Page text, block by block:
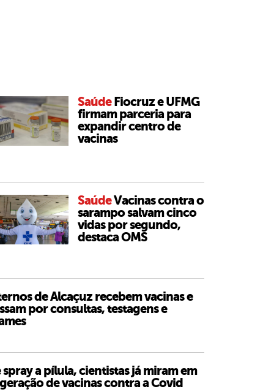
Saúde Fiocruz e UFMG
firmam parceria para
expandir centro de
vacinas
SaúdeVacinas contra o
sarampo salvam cinco
vidas por segundo,
destaca OMS
de Alcaçuz recebem vacinas e
por consultas, testagens e
spray a pílula, cientistas já miram em
geração de vacinas contra a Covid